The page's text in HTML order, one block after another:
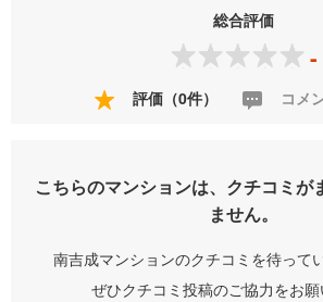
総合評価
-
評価（0件） コメ
こちらのマンションは、クチコミが
ません。
南吉成マンションのクチコミを待って
ぜひクチコミ投稿のご協力をお願